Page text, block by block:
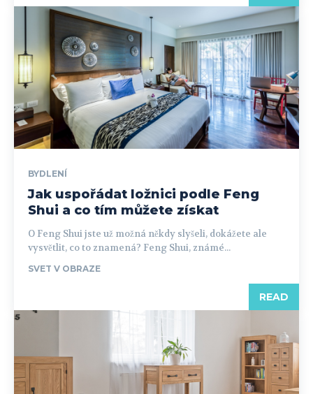
BYDLENÍ
Jak uspořádat ložnici podle Feng
Shui a co tím můžete získat
O Feng Shui jste už možná někdy slyšeli, dokážete ale
vysvětlit, co to znamená? Feng Shui, známé...
SVET V OBRAZE
READ